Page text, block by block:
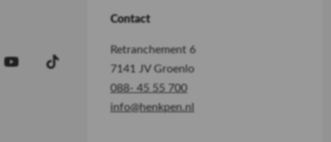
Contact
Retranchement 6
7141 JV Groenlo
088- 45 55 700
info@henkpen.nl